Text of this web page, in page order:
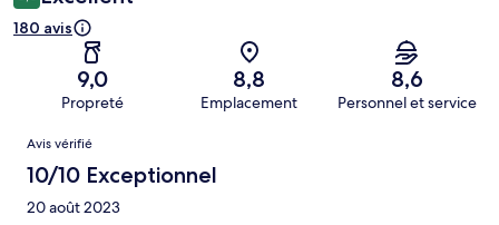
180 avis
9,0
Propreté
8,8
Emplacement
8,6
Personnel et service
Avis
Avis vérifié
10/10 Exceptionnel
20 août 2023